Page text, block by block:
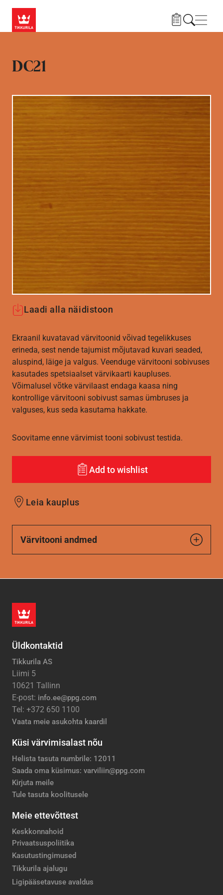
DC21
Laadi alla näidistoon
Ekraanil kuvatavad värvitoonid võivad tegelikkuses
erineda, sest nende tajumist mõjutavad kuvari seaded,
aluspind, läige ja valgus. Veenduge värvitooni sobivuses
kasutades spetsiaalset värvikaarti kaupluses.
Võimalusel võtke värvilaast endaga kaasa ning
kontrollige värvitooni sobivust samas ümbruses ja
valguses, kus seda kasutama hakkate.
Soovitame enne värvimist tooni sobivust testida.
Add to wishlist
Leia kauplus
Värvitooni andmed
Üldkontaktid
Tikkurila AS
Liimi 5
10621 Tallinn
E-post: info.ee@ppg.com
Tel: +372 650 1100
Vaata meie asukohta kaardil
Küsi värvimisalast nõu
Helista tasuta numbrile: 12011
Saada oma küsimus: varviliin@ppg.com
Kirjuta meile
Tule tasuta koolitusele
Meie ettevõttest
Keskkonnahoid
Privaatsuspoliitika
Kasutustingimused
Tikkurila ajalugu
Ligipääsetavuse avaldus